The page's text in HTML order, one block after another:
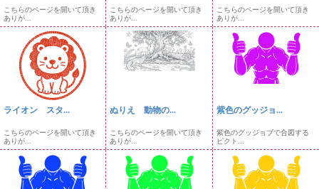
こちらのページを開いて頂き
ありが...
こちらのページを開いて頂き
ありが...
こちらのページを開いて頂き
ありが...
ライオン スタ...
こちらのページを開いて頂き
ありが...
ぬりえ 動物の...
こちらのページを開いて頂き
ありが...
紫色のグッジョ...
紫色のグッジョブで合図する
ピクト...